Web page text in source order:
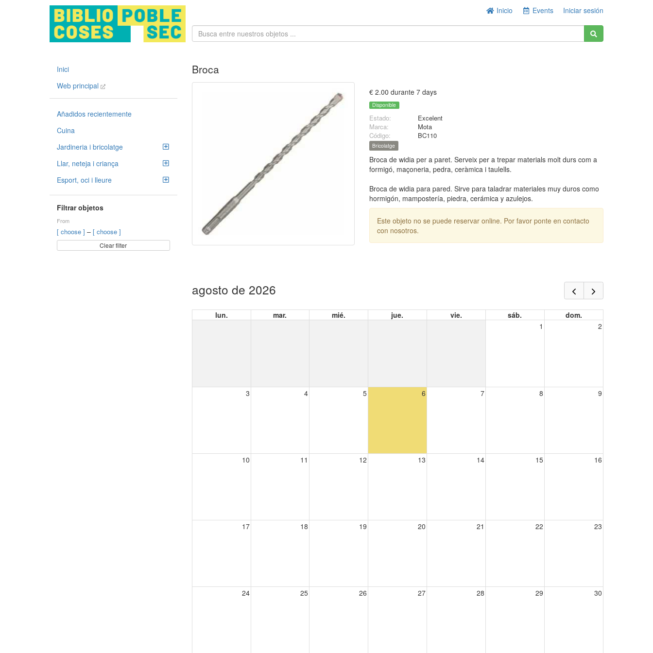
Inicio Events Iniciar sesión
Inici
Web principal
Añadidos recientemente
Cuina
Jardineria i bricolatge
Llar, neteja i criança
Esport, oci i lleure
Filtrar objetos
From
[ choose ] – [ choose ]
Clear filter
Broca
€ 2.00 durante 7 days
Disponible
Estado:
Excelent
Marca:
Mota
Código:
BC110
Bricolatge
Broca de widia per a paret. Serveix per a trepar materials molt durs com a
formigó, maçoneria, pedra, ceràmica i taulells.
Broca de widia para pared. Sirve para taladrar materiales muy duros como
hormigón, mampostería, piedra, cerámica y azulejos.
Este objeto no se puede reservar online. Por favor ponte en contacto
con nosotros.
agosto de 2026
lun. mar. mié. jue. vie. sáb.
dom.
1
2
3 4 5 6 7 8 9
10 11 12 13 14 15 16
17 18 19 20 21 22 23
24 25 26 27 28 29 30